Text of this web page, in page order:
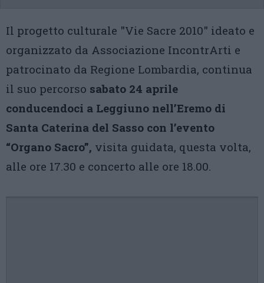
Il progetto culturale "Vie Sacre 2010" ideato e
organizzato da Associazione IncontrArti e
patrocinato da Regione Lombardia, continua
il suo percorso sabato 24 aprile
conducendoci a Leggiuno nell’Eremo di
Santa Caterina del Sasso con l’evento
“Organo Sacro”, visita guidata, questa volta,
alle ore 17.30 e concerto alle ore 18.00.